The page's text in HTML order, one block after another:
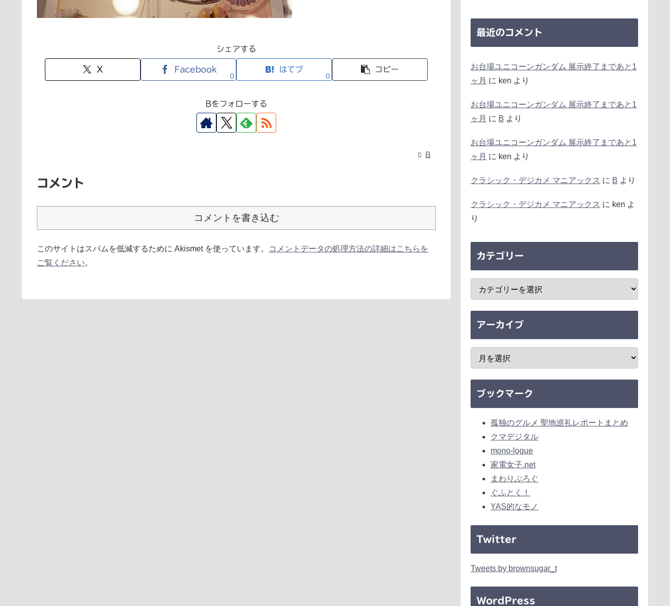
シェアする
X Facebook
0
はてブ
0
コピー
Bをフォローする
B
コメント
コメントを書き込む
このサイトはスパムを低減するために Akismet を使っています。
コメントデータの処理方法の詳細はこちらを
ご覧ください。
最近のコメント
お台場ユニコーンガンダム 展示終了まであと1
ヶ月 に ken より
お台場ユニコーンガンダム 展示終了まであと1
ヶ月 に B より
お台場ユニコーンガンダム 展示終了まであと1
ヶ月 に ken より
クラシック・デジカメ マニアックス に B より
クラシック・デジカメ マニアックス に ken よ
り
カテゴリー
アーカイブ
ブックマーク
孤独のグルメ 聖地巡礼レポートまとめ
クマデジタル
mono-logue
家電女子.net
まわりぶろぐ
ぐふとく！
YAS的なモノ
Twitter
Tweets by brownsugar_t
WordPress